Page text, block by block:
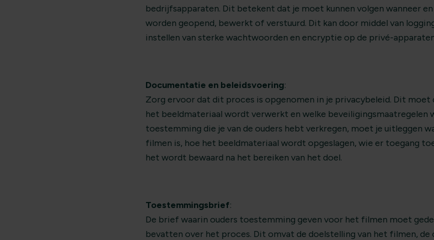
bedrijfsapparaten. Dit betekent dat je moet kunnen volgen wanneer
worden geopend, bewerkt of verstuurd. Dit kan door middel van
instellen van sterke wachtwoorden en encryptie op de privé-
Documentatie en beleidsvoering:
Zorg ervoor dat dit proces is opgenomen in je privacybeleid. Dit moet
het beeldmateriaal wordt verwerkt en welke beveiligingsmaatregelen
toestemming die je van de ouders hebt verkregen, moet je uitleggen
filmen is, hoe het beeldmateriaal wordt opgeslagen, wie er toegang
het wordt bewaard na het bereiken van het doel.
Toestemmingsbrief:
De brief waarin ouders toestemming geven voor het filmen moet
bevatten over het proces. Dit omvat de doelstelling van het filmen, de